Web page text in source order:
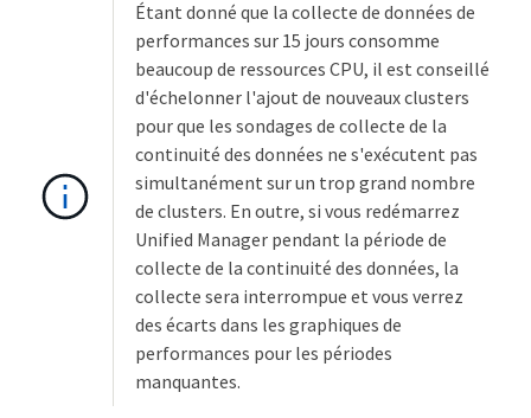
Étant donné que la collecte de données de
performances sur 15 jours consomme
beaucoup de ressources CPU, il est conseillé
d'échelonner l'ajout de nouveaux clusters
pour que les sondages de collecte de la
continuité des données ne s'exécutent pas
simultanément sur un trop grand nombre
de clusters. En outre, si vous redémarrez
Unified Manager pendant la période de
collecte de la continuité des données, la
collecte sera interrompue et vous verrez
des écarts dans les graphiques de
performances pour les périodes
manquantes.